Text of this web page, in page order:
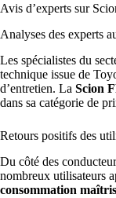
Avis d’experts sur
Analyses des experts
Les spécialistes du
technique issue de
d’entretien. La Scion
dans sa catégorie de
Retours positifs des
Du côté des
nombreux utilisateurs
consommation